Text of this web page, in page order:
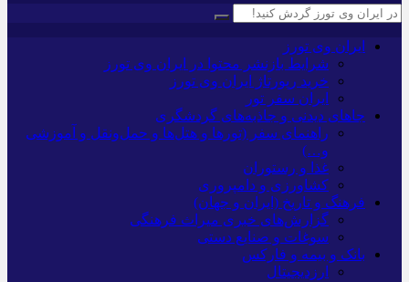
ایران وی تورز
شرایط بازنشر محتوا در ایران وی تورز
خرید رپورتاژ ایران وی تورز
ایران سفر تور
جاهای دیدنی و جاذبه‌های گردشگری
راهنمای سفر (تورها و هتل‌ها و حمل‌و‌نقل و آموزشی
و…)
غذا و رستوران
کشاورزی و دامپروری
فرهنگ و تاریخ (ایران و جهان)
گزارش‌های خبری میراث فرهنگی
سوغات و صنایع دستی
بانک و بیمه و فارکس
ارزدیجیتال